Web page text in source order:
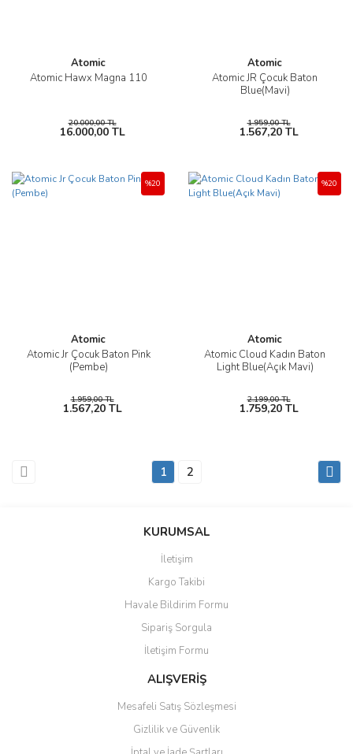
Atomic
Atomic Hawx Magna 110
20.000,00 TL
16.000,00 TL
Atomic
Atomic JR Çocuk Baton
Blue(Mavi)
1.959,00 TL
1.567,20 TL
Atomic
Atomic Jr Çocuk Baton Pink
(Pembe)
%20
1.959,00 TL
1.567,20 TL
Atomic
Atomic Cloud Kadın Baton
Light Blue(Açık Mavi)
%20
2.199,00 TL
1.759,20 TL
1 2
KURUMSAL
İletişim
Kargo Takibi
Havale Bildirim Formu
Sipariş Sorgula
İletişim Formu
ALIŞVERİŞ
Mesafeli Satış Sözleşmesi
Gizlilik ve Güvenlik